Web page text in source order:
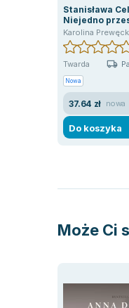
Stanisława
Niejedno
Karolina
Twarda
Nowa
37.64 zł nowa
Do koszyka
Może Ci